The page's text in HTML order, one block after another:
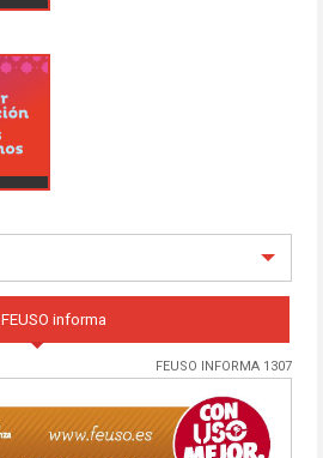
FEUSO informa
FEUSO INFORMA 1307